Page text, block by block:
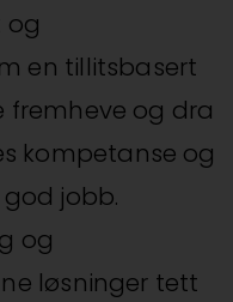
og
en tillitsbasert
fremheve og dra
kompetanse og
jobb.
og
løsninger tett